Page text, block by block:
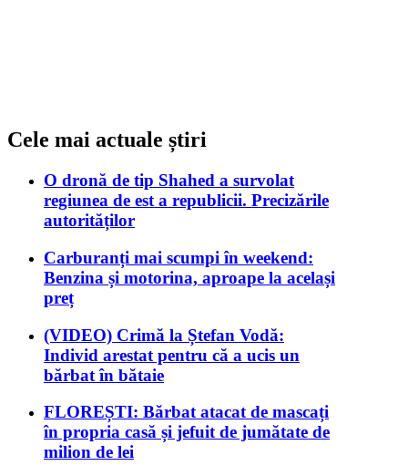
Cele mai actuale știri
O dronă de tip Shahed a survolat
regiunea de est a republicii. Precizările
autorităților
Carburanți mai scumpi în weekend:
Benzina și motorina, aproape la același
preț
(VIDEO) Crimă la Ștefan Vodă:
Individ arestat pentru că a ucis un
bărbat în bătaie
FLOREȘTI: Bărbat atacat de mascați
în propria casă și jefuit de jumătate de
milion de lei